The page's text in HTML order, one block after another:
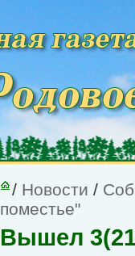
/ Новости /
поместье"
Вышел